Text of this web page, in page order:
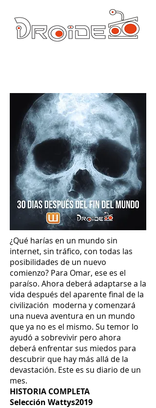
¿Qué harías en un mundo sin
internet, sin tráfico, con todas las
posibilidades de un nuevo
comienzo? Para Omar, ese es el
paraíso. Ahora deberá adaptarse a la
vida después del aparente final de la
civilización moderna y comenzará
una nueva aventura en un mundo
que ya no es el mismo. Su temor lo
ayudó a sobrevivir pero ahora
deberá enfrentar sus miedos para
descubrir que hay más allá de la
devastación. Este es su diario de un
mes.
HISTORIA COMPLETA
Selección Wattys2019